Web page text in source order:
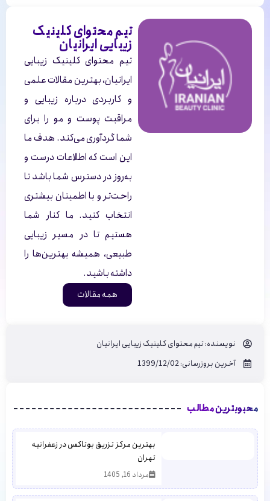
تیم محتوای کلینیک
زیبایی ایرانیان
تیم محتوای کلینیک زیبایی
ایرانیان، بهترین مقالات علمی
و کاربردی درباره زیبایی و
مراقبت پوست و مو را برای
شما گردآوری می‌کند. هدف ما
این است که اطلاعات درست و
به‌روز در دسترس شما باشد تا
راحت‌تر و با اطمینان بیشتری
انتخاب کنید. ما کنار شما
هستیم تا در مسیر زیبایی
طبیعی، همیشه بهترین‌ها را
داشته باشید.
همه مقالات
نویسنده:تیم محتوای کلینیک زیبایی ایرانیان
آخرین بروزرسانی: 1399/12/02
محبوبترین مطالب
بهترین مرکز تزریق بوتاکس در زعفرانیه
تهران
مرداد 16, 1405